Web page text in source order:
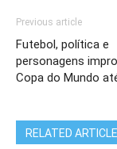
Previous article
Futebol, política e
personagens
Copa do Mundo
RELATED